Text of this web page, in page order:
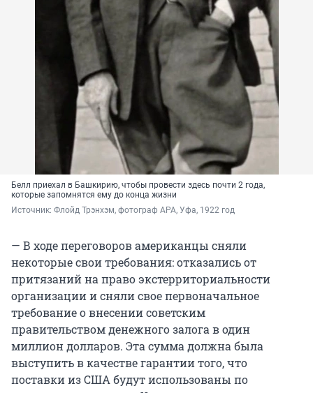
Белл приехал в Башкирию, чтобы провести здесь почти 2 года,
которые запомнятся ему до конца жизни
Источник: Флойд Трэнхэм, фотограф АРА, Уфа, 1922 год
— В ходе переговоров американцы сняли
некоторые свои требования: отказались от
притязаний на право экстерриториальности
организации и сняли свое первоначальное
требование о внесении советским
правительством денежного залога в один
миллион долларов. Эта сумма должна была
выступить в качестве гарантии того, что
поставки из США будут использованы по